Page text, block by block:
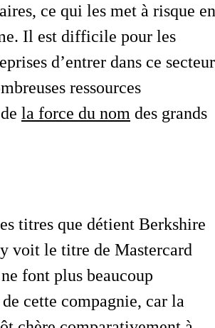
ce qui les met à risque en
Il est difficile pour les
d’entrer dans ce
ressources
la force du nom des grands
titres que détient Berkshire
voit le titre de Mastercard
font plus beaucoup
cette compagnie, car la